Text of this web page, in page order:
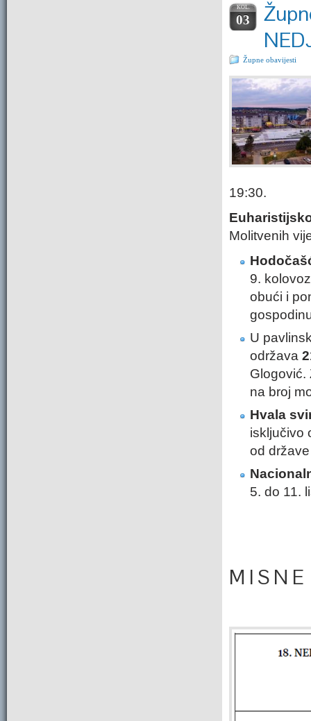
KOL.
03
Župne obavijesti
19:30.
Molitvenih
9.
obući i
U
održava
Glogović.
na broj
Hvala
isključivo
od
5. do 11.
M I S N